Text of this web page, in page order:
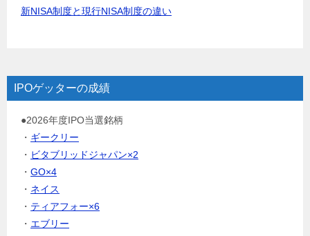
新NISA制度と現行NISA制度の違い
IPOゲッターの成績
●2026年度IPO当選銘柄
・ ギークリー
・ ビタブリッドジャパン×2
・ GO×4
・ ネイス
・ ティアフォー×6
・ エブリー